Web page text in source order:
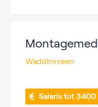
Waddinxveen
Salaris tot 3400